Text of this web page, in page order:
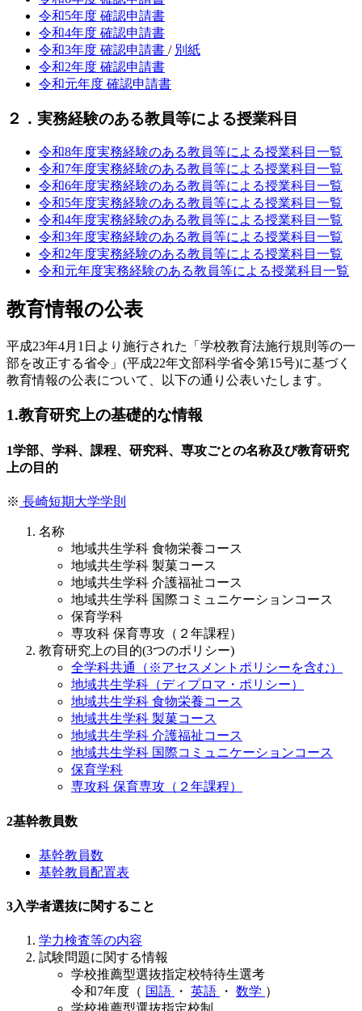
令和5年度 確認申請書
令和4年度 確認申請書
令和3年度 確認申請書 / 別紙
令和2年度 確認申請書
令和元年度 確認申請書
２．実務経験のある教員等による授業科目
令和8年度実務経験のある教員等による授業科目一覧
令和7年度実務経験のある教員等による授業科目一覧
令和6年度実務経験のある教員等による授業科目一覧
令和5年度実務経験のある教員等による授業科目一覧
令和4年度実務経験のある教員等による授業科目一覧
令和3年度実務経験のある教員等による授業科目一覧
令和2年度実務経験のある教員等による授業科目一覧
令和元年度実務経験のある教員等による授業科目一覧
教育情報の公表
平成23年4月1日より施行された「学校教育法施行規則等の一
部を改正する省令」(平成22年文部科学省令第15号)に基づく
教育情報の公表について、以下の通り公表いたします。
1.教育研究上の基礎的な情報
1学部、学科、課程、研究科、専攻ごとの名称及び教育研究
上の目的
※ 長崎短期大学学則
名称
地域共生学科 食物栄養コース
地域共生学科 製菓コース
地域共生学科 介護福祉コース
地域共生学科 国際コミュニケーションコース
保育学科
専攻科 保育専攻（２年課程）
教育研究上の目的(3つのポリシー)
全学科共通（※アセスメントポリシーを含む）
地域共生学科（ディプロマ・ポリシー）
地域共生学科 食物栄養コース
地域共生学科 製菓コース
地域共生学科 介護福祉コース
地域共生学科 国際コミュニケーションコース
保育学科
専攻科 保育専攻（２年課程）
2基幹教員数
基幹教員数
基幹教員配置表
3入学者選抜に関すること
学力検査等の内容
試験問題に関する情報
学校推薦型選抜指定校特待生選考
令和7年度（ 国語 ・ 英語 ・ 数学 ）